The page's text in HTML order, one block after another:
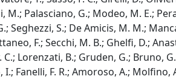
M.; Palasciano, G.; Modeo, M. E.;
Seghezzi, S.; De Amicis, M. M.;
F.; Secchi, M. B.; Ghelfi, D.;
Lorenzati, B.; Gruden, G.; Bruno,
Fanelli, F. R.; Amoroso, A.;